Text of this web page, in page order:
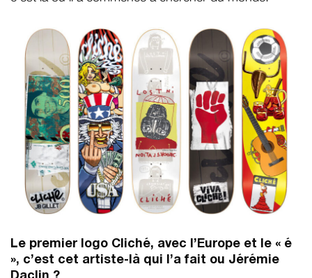
Le premier logo Cliché, avec l’Europe et le « é
», c’est cet artiste-là qui l’a fait ou Jérémie